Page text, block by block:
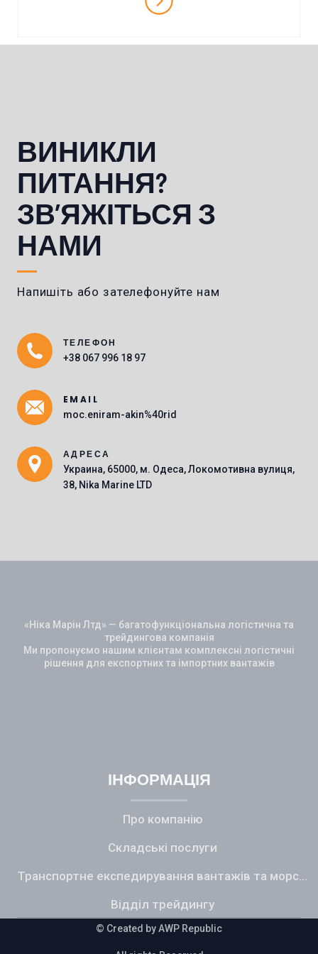
ВИНИКЛИ
ПИТАННЯ?
ЗВ’ЯЖІТЬСЯ З
НАМИ
Напишіть або зателефонуйте нам
ТЕЛЕФОН
+38 067 996 18 97
Main Icons
EMAIL
moc.eniram-akin%40rid
АДРЕСА
Украина, 65000, м. Одеса, Локомотивна вулиця,
38, Nika Marine LTD
«Ніка Марін Лтд» — багатофункціональна логістична та
трейдингова компанія
Ми пропонуємо нашим клієнтам комплексні логістичні
рішення для експортних та імпортних вантажів
ІНФОРМАЦІЯ
Про компанію
Складські послуги
Транспортне експедирування вантажів та морський фрахт
Відділ трейдингу
© Created by AWP Republic